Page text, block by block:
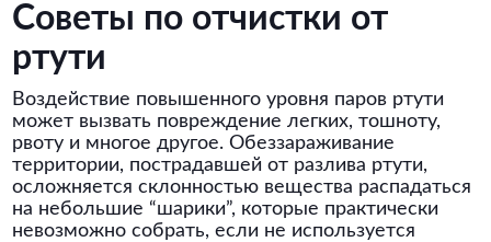
Советы по отчистки от
ртути
Воздействие повышенного уровня паров ртути
может вызвать повреждение легких, тошноту,
рвоту и многое другое. Обеззараживание
территории, пострадавшей от разлива ртути,
осложняется склонностью вещества распадаться
на небольшие “шарики”, которые практически
невозможно собрать, если не используется